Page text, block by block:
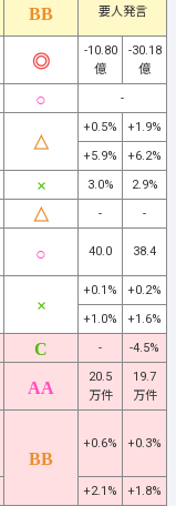
要人発言
-10.80
億
-30.18
億
-
+0.5%
+1.9%
+5.9%
+6.2%
3.0%
2.9%
- -
40.0 38.4
+0.1%
+0.2%
+1.0%
+1.6%
- -4.5%
20.5
万件
19.7
万件
+0.6% +0.3%
+2.1% +1.8%